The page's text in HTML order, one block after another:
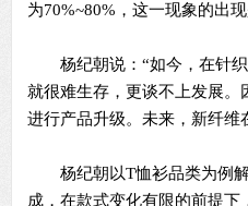
为70%~80%，这一现象的出
杨纪朝说：“如今，在针织
就很难生存，更谈不上发展。
进行产品升级。未来，新纤维
杨纪朝以T恤衫品类为例解
成，在款式变化有限的前提